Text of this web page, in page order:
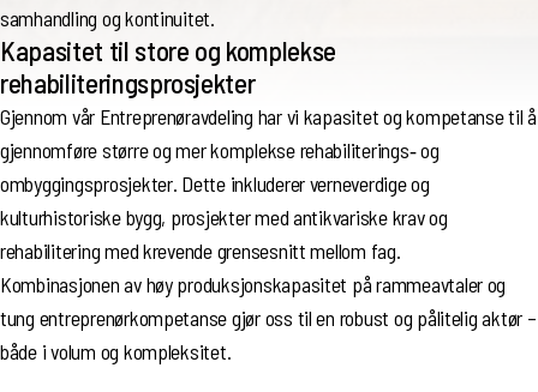
samhandling og kontinuitet.
Kapasitet til store og komplekse
rehabiliteringsprosjekter
Gjennom vår Entreprenøravdeling har vi kapasitet og kompetanse til å
gjennomføre større og mer komplekse rehabiliterings‑ og
ombyggingsprosjekter. Dette inkluderer verneverdige og
kulturhistoriske bygg, prosjekter med antikvariske krav og
rehabilitering med krevende grensesnitt mellom fag.
Kombinasjonen av høy produksjonskapasitet på rammeavtaler og
tung entreprenørkompetanse gjør oss til en robust og pålitelig aktør –
både i volum og kompleksitet.